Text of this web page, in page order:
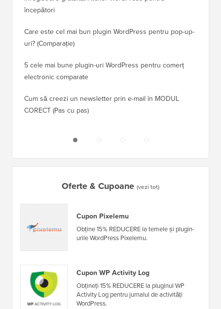
începători
Care este cel mai bun plugin WordPress pentru pop-up-
uri? (Comparație)
5 cele mai bune plugin-uri WordPress pentru comerț
electronic comparate
Cum să creezi un newsletter prin e-mail în MODUL
CORECT (Pas cu pas)
Oferte & Cupoane (vezi tot)
Cupon Pixelemu
Obține 15% REDUCERE la temele și plugin-
urile WordPress Pixelemu.
Cupon WP Activity Log
Obțineți 15% REDUCERE la pluginul WP
Activity Log pentru jurnalul de activități
WordPress.